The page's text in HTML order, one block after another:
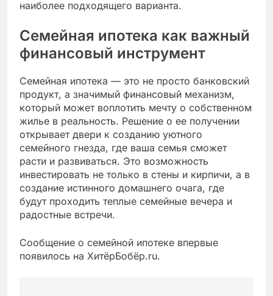
наиболее подходящего варианта.
Семейная ипотека как важный
финансовый инструмент
Семейная ипотека — это не просто банковский
продукт, а значимый финансовый механизм,
который может воплотить мечту о собственном
жилье в реальность. Решение о ее получении
открывает двери к созданию уютного
семейного гнезда, где ваша семья сможет
расти и развиваться. Это возможность
инвестировать не только в стены и кирпичи, а в
создание истинного домашнего очага, где
будут проходить теплые семейные вечера и
радостные встречи.
Сообщение о семейной ипотеке впервые
появилось на ХитёрБобёр.ru.